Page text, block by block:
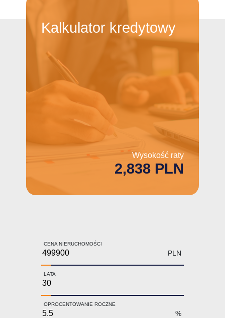
Kalkulator kredytowy
Wysokość raty
2,838 PLN
CENA NIERUCHOMOŚCI
PLN
LATA
OPROCENTOWANIE ROCZNE
%